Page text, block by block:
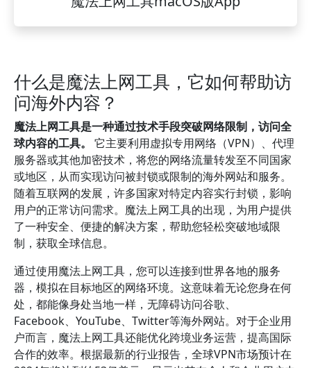
什么是魔法上网工具，它如何帮助访
问海外内容？
魔法上网工具是一种通过技术手段突破网络限制，访问全
球内容的工具。
它主要利用虚拟专用网络（VPN）、代理
服务器或其他加密技术，将您的网络流量转发至不同国家
或地区，从而实现访问被封锁或限制的海外网站和服务。
随着互联网的发展，许多国家对特定内容实行封锁，影响
用户的正常访问需求。魔法上网工具的出现，为用户提供
了一种安全、便捷的解决方案，帮助您轻松突破地域限
制，获取全球信息。
通过使用魔法上网工具，您可以连接到世界各地的服务
器，模拟在目标地区的网络环境。这意味着无论您身在何
处，都能像身处当地一样，无障碍访问谷歌、
Facebook、YouTube、Twitter等海外网站。对于企业用
户而言，魔法上网工具还能优化跨境业务运营，提高国际
合作的效率。根据最新的行业报告，全球VPN市场预计在